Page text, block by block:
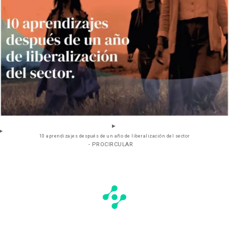
10 aprendizajes después de un año de liberalización del sector
- PROCIRCULAR